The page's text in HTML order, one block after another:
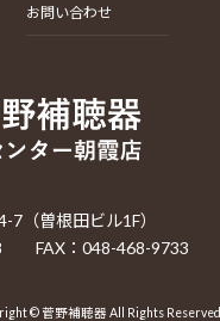
お問い合わせ
7（曽根田ビル1F）
FAX：048-468-9733
© 菅野補聴器 All Rights Reserved.